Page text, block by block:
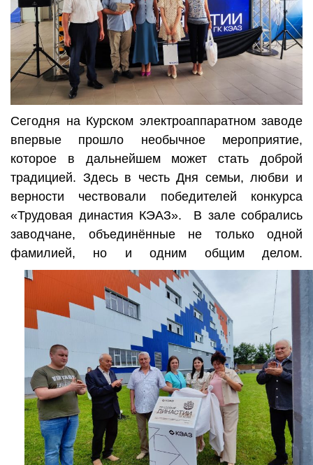
Сегодня на Курском электроаппаратном заводе
впервые прошло необычное мероприятие,
которое в дальнейшем может стать доброй
традицией. Здесь в честь Дня семьи, любви и
верности чествовали победителей конкурса
«Трудовая династия КЭАЗ». В зале собрались
заводчане, объединённые не только одной
фамилией, но и одним общим делом.